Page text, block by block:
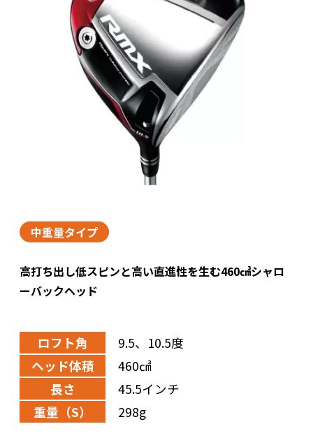
中重量タイプ
高打ち出し低スピンと高い直進性を生む460㎤シャロ
ーバックヘッド
ロフト角
9.5、10.5度
ヘッド体積
460㎤
長さ
45.5インチ
重量（S）
298g